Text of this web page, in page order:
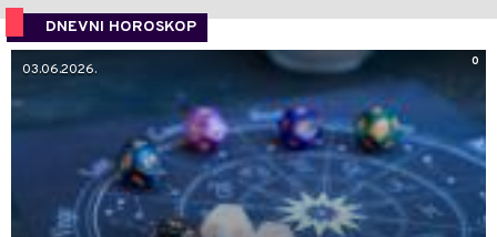
DNEVNI HOROSKOP
0
03.06.2026.